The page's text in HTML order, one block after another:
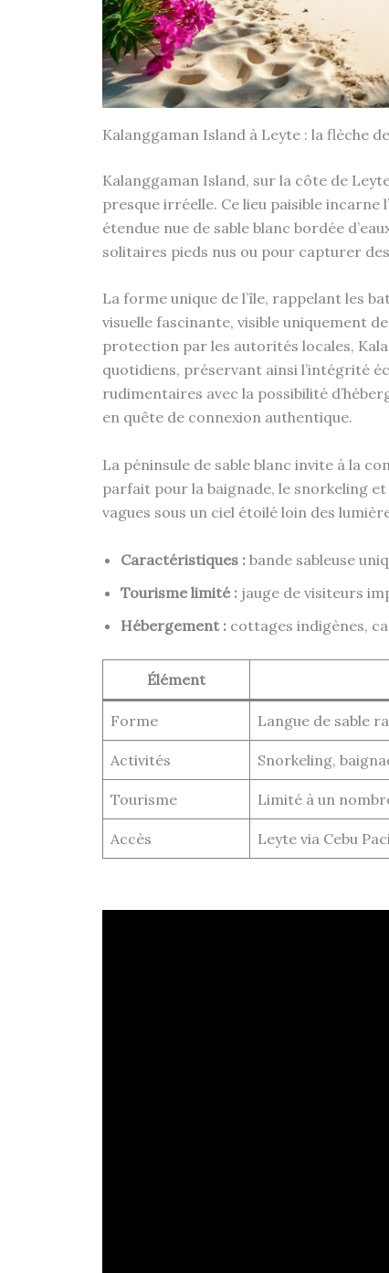
Kalanggaman Island à Leyte : la flèche
Kalanggaman Island, sur la côte de
presque irréelle. Ce lieu paisible incarne
étendue nue de sable blanc bordée
solitaires pieds nus ou pour capturer
La forme unique de l’île, rappelant les
visuelle fascinante, visible uniquement
protection par les autorités locales,
quotidiens, préservant ainsi l’intégrité
rudimentaires avec la possibilité
en quête de connexion authentique.
La péninsule de sable blanc invite à la
parfait pour la baignade, le snorkeling
vagues sous un ciel étoilé loin des
Caractéristiques : bande sableuse
Tourisme limité : jauge de visiteurs
Hébergement : cottages indigènes,
Élément
Forme Langue de sable
Activités Snorkeling,
Tourisme Limité à un
Accès Leyte via Cebu